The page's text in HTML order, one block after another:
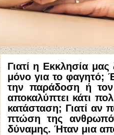
Γιατί η Εκκλησία
μόνο για το φαγητό;
την παράδοση ή
αποκαλύπτει κάτι
κατάσταση; Γιατί
πτώση της
δύναμης. Ήταν μια